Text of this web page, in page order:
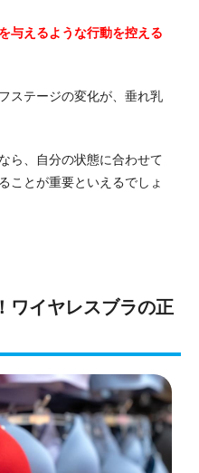
与えるような行動を控える
ステージの変化が、垂れ乳
ら、自分の状態に合わせて
ことが重要といえるでしょ
ワイヤレスブラの正